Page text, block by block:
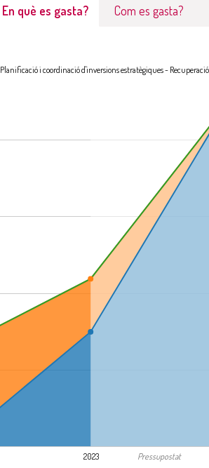
En què es gasta? Com es gasta?
Planificació i coordinació d'inversions estratègiques -
2023 Pressupostat